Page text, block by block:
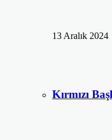
13 Aralık 2024
Kırmızı